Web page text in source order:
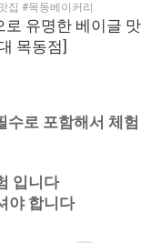
집 #목동베이커리
로 유명한 베이글 맛
목동점]
로 포함해서 체험
입니다
야 합니다